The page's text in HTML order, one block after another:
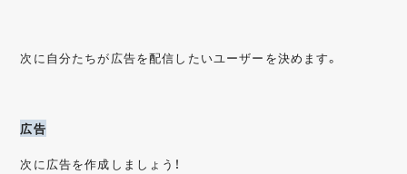
次に自分たちが広告を配信したいユーザーを決めます。
広告
次に広告を作成しましょう！